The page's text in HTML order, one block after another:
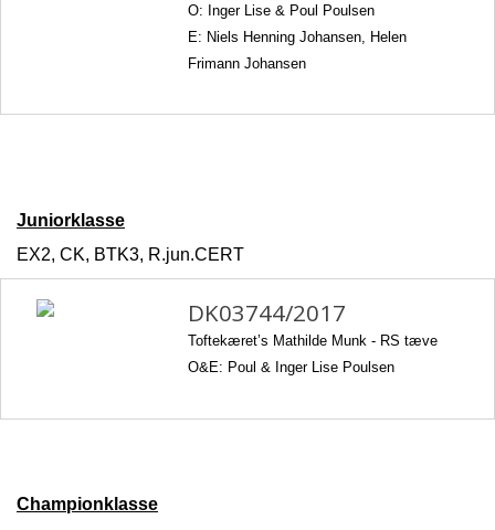
O: Inger Lise & Poul Poulsen
E: Niels Henning Johansen, Helen
Frimann Johansen
Juniorklasse
EX2, CK, BTK3, R.jun.CERT
DK03744/2017
Toftekæret’s Mathilde Munk - RS tæve
O&E: Poul & Inger Lise Poulsen
Championklasse